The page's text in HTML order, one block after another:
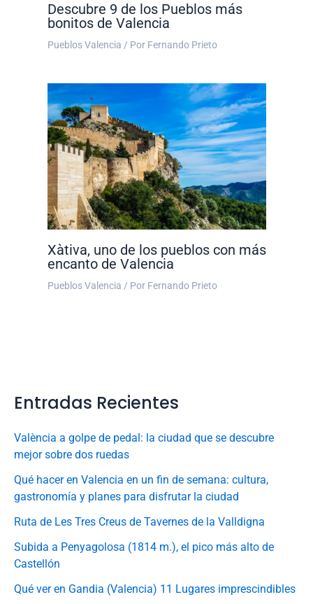
Descubre 9 de los Pueblos más
bonitos de Valencia
Pueblos Valencia / Por Fernando Prieto
Xàtiva, uno de los pueblos con más
encanto de Valencia
Pueblos Valencia / Por Fernando Prieto
Entradas Recientes
València a golpe de pedal: la ciudad que se descubre
mejor sobre dos ruedas
Qué hacer en Valencia en un fin de semana: cultura,
gastronomía y planes para disfrutar la ciudad
Ruta de Les Tres Creus de Tavernes de la Valldigna
Subida a Penyagolosa (1814 m.), el pico más alto de
Castellón
Qué ver en Gandia (Valencia) 11 Lugares imprescindibles